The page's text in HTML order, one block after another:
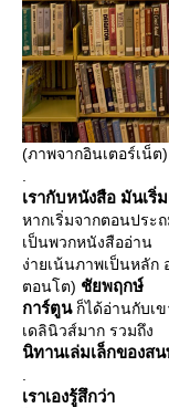
(ภาพจากอินเตอร์เน็ต)
.
เรากับหนังสือ มันเริ่
หากเริ่มจากตอนประ
เป็นพวกหนังสืออ่าน
ง่ายเน้นภาพเป็นหลัก
ตอนโต) ชัยพฤกษ์
การ์ตูน ก็ได้อ่านกับเ
เดลินิวส์มาก รวมถึง
นิทานเล่มเล็กของส
.
เราเองรู้สึกว่า